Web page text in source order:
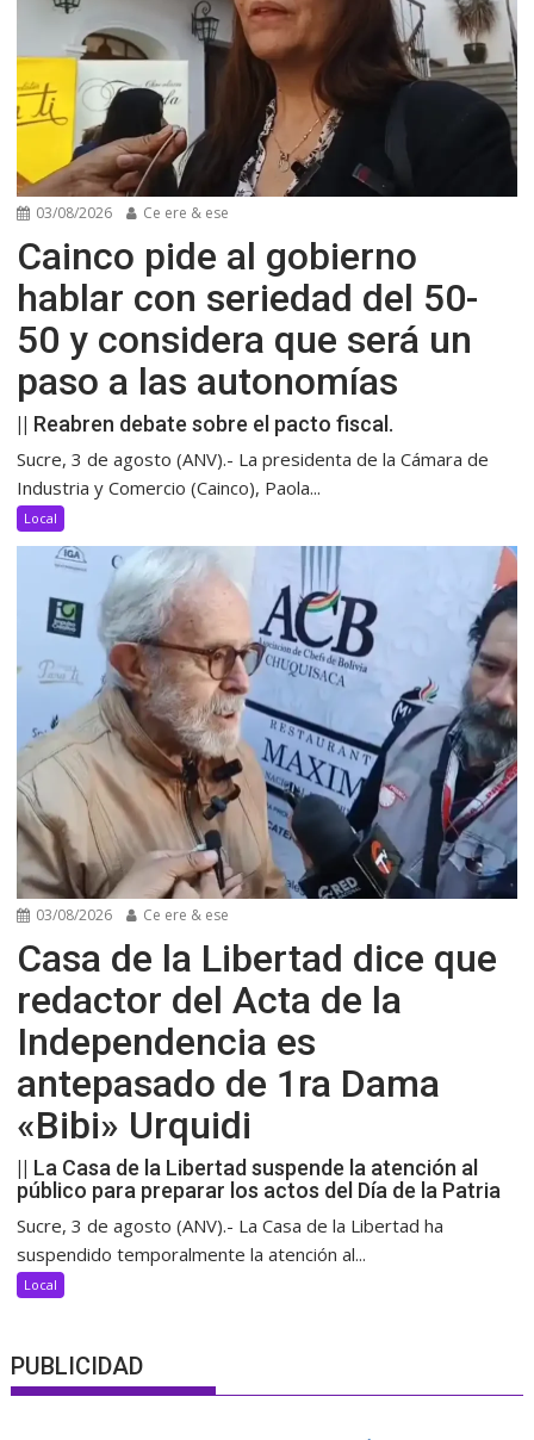
03/08/2026 Ce ere & ese
Cainco pide al gobierno
hablar con seriedad del 50-
50 y considera que será un
paso a las autonomías
|| Reabren debate sobre el pacto fiscal.
Sucre, 3 de agosto (ANV).- La presidenta de la Cámara de
Industria y Comercio (Cainco), Paola...
Local
03/08/2026 Ce ere & ese
Casa de la Libertad dice que
redactor del Acta de la
Independencia es
antepasado de 1ra Dama
«Bibi» Urquidi
|| La Casa de la Libertad suspende la atención al
público para preparar los actos del Día de la Patria
Sucre, 3 de agosto (ANV).- La Casa de la Libertad ha
suspendido temporalmente la atención al...
Local
PUBLICIDAD